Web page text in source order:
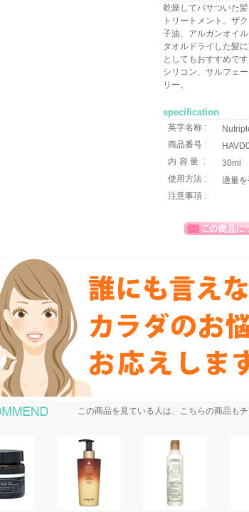
乾燥してパサついた
トリートメント。ザ
子油、アルガンオイ
タオルドライした髪
としてもおすすめです
シリコン、サルフェ
リー。
specification
英字名称 :
商品番号 :
内容量 :
30ml
使用方法 :
適量を
注意事項 :
おすすめ商品
この商品を見ている人は、こちらの商品も